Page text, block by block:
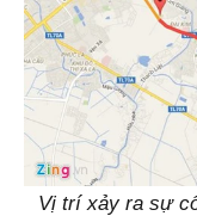
Vị trí xảy ra sự